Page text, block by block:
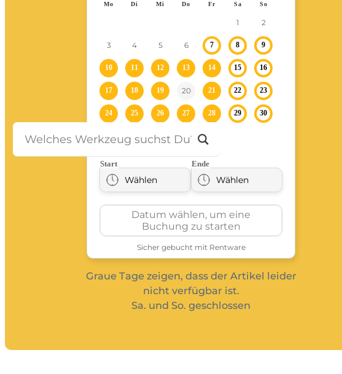
Bagger
Graue Tage zeigen, dass der Artikel leider
nicht verfügbar ist.
Sa. und So. geschlossen